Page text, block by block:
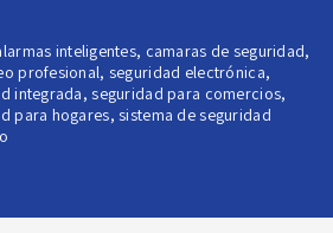
inteligentes, camaras de seguridad,
profesional, seguridad electrónica,
integrada,seguridad para comercios,
para hogares,sistema de seguridad